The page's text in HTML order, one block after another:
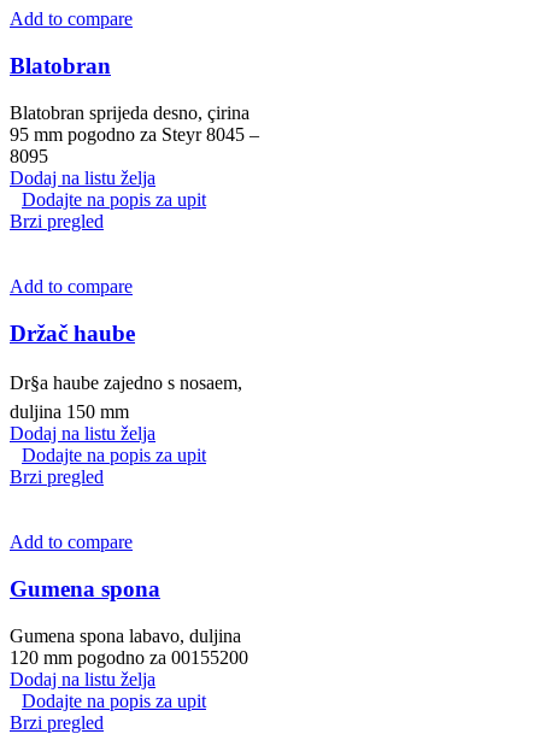
Add to compare
Blatobran
Blatobran sprijeda desno, çirina
95 mm pogodno za Steyr 8045 –
8095
Dodaj na listu želja
Dodajte na popis za upit
Brzi pregled
Add to compare
Držač haube
Dr§a haube zajedno s nosaem,
duljina 150 mm
Dodaj na listu želja
Dodajte na popis za upit
Brzi pregled
Add to compare
Gumena spona
Gumena spona labavo, duljina
120 mm pogodno za 00155200
Dodaj na listu želja
Dodajte na popis za upit
Brzi pregled